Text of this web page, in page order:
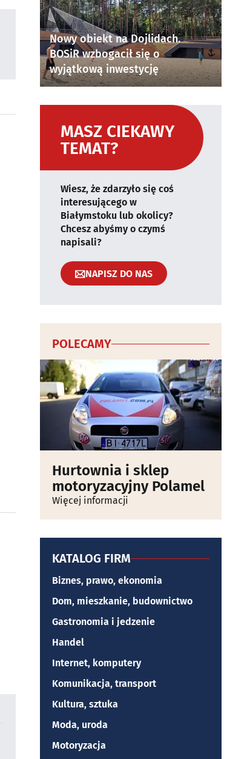
Nowy obiekt na Dojlidach.
BOSiR wzbogacił się o
wyjątkową inwestycję
MASZ CIEKAWY
TEMAT?
Wiesz, że zdarzyło się coś
interesującego w
Białymstoku lub okolicy?
Chcesz abyśmy o czymś
napisali?
NAPISZ DO NAS
POLECAMY
Hurtownia i sklep
motoryzacyjny Polamel
Więcej informacji
KATALOG FIRM
Biznes, prawo, ekonomia
Dom, mieszkanie, budownictwo
Gastronomia i jedzenie
Handel
Internet, komputery
Komunikacja, transport
Kultura, sztuka
Moda, uroda
Motoryzacja